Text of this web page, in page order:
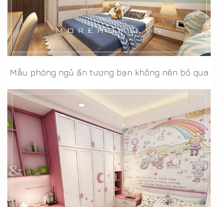
Mẫu phòng ngủ ấn tượng bạn không nên bỏ qua